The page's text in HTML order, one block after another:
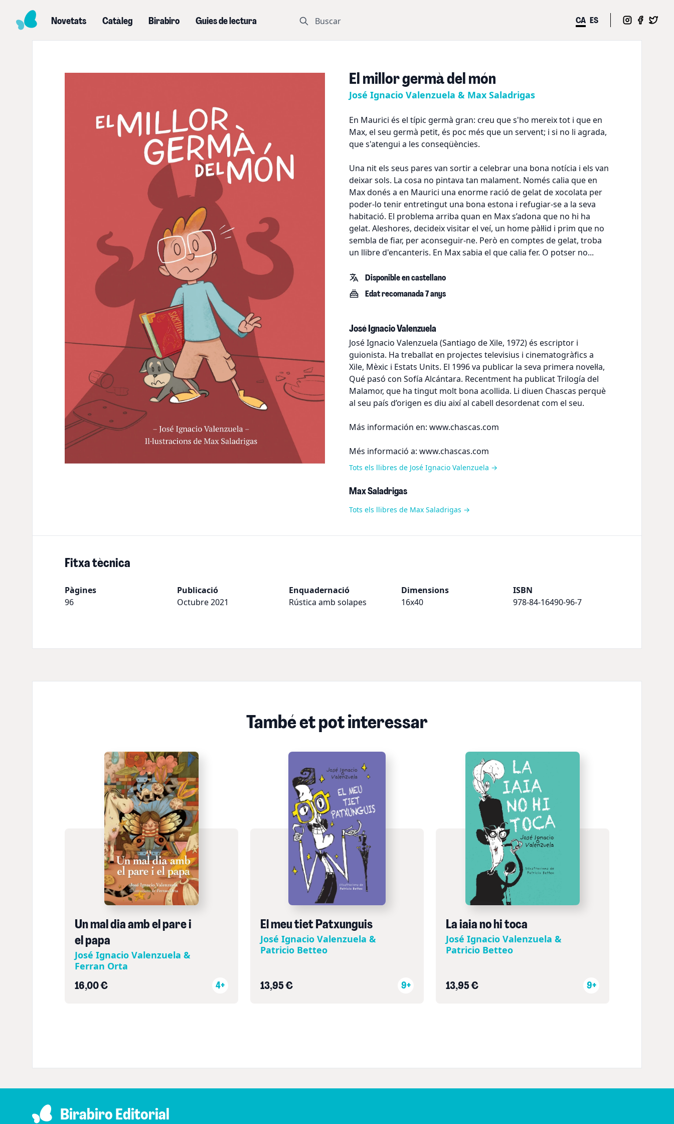
Novetats Catàleg Birabiro Guies de lectura Buscar CA ES
El millor germà del món
José Ignacio Valenzuela & Max Saladrigas
En Maurici és el típic germà gran: creu que s'ho mereix tot i que en
Max, el seu germà petit, és poc més que un servent; i si no li agrada,
que s'atengui a les conseqüències.
Una nit els seus pares van sortir a celebrar una bona notícia i els van
deixar sols. La cosa no pintava tan malament. Només calia que en
Max donés a en Maurici una enorme ració de gelat de xocolata per
poder-lo tenir entretingut una bona estona i refugiar-se a la seva
habitació. El problema arriba quan en Max s’adona que no hi ha
gelat. Aleshores, decideix visitar el veí, un home pàl·lid i prim que no
sembla de fiar, per aconseguir-ne. Però en comptes de gelat, troba
un llibre d'encanteris. En Max sabia el que calia fer. O potser no...
Disponible en castellano
Edat recomanada 7 anys
José Ignacio Valenzuela
José Ignacio Valenzuela (Santiago de Xile, 1972) és escriptor i
guionista. Ha treballat en projectes televisius i cinematogràfics a
Xile, Mèxic i Estats Units. El 1996 va publicar la seva primera novel·la,
Qué pasó con Sofía Alcántara. Recentment ha publicat Trilogía del
Malamor, que ha tingut molt bona acollida. Li diuen Chascas perquè
al seu país d’origen es diu així al cabell desordenat com el seu.
Más información en: www.chascas.com
Més informació a: www.chascas.com
Tots els llibres de José Ignacio Valenzuela →
Max Saladrigas
Tots els llibres de Max Saladrigas →
Fitxa tècnica
Pàgines
96
Publicació
Octubre 2021
Enquadernació
Rústica amb solapes
Dimensions
16x40
ISBN
978-84-16490-96-7
També et pot interessar
Un mal dia amb el pare i
el papa
José Ignacio Valenzuela &
Ferran Orta
16,00 € 4+
El meu tiet Patxunguis
José Ignacio Valenzuela &
Patricio Betteo
13,95 € 9+
La iaia no hi toca
José Ignacio Valenzuela &
Patricio Betteo
13,95 € 9+
Birabiro Editorial